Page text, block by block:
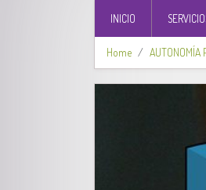
INICIO
Home AUTONOMÍA